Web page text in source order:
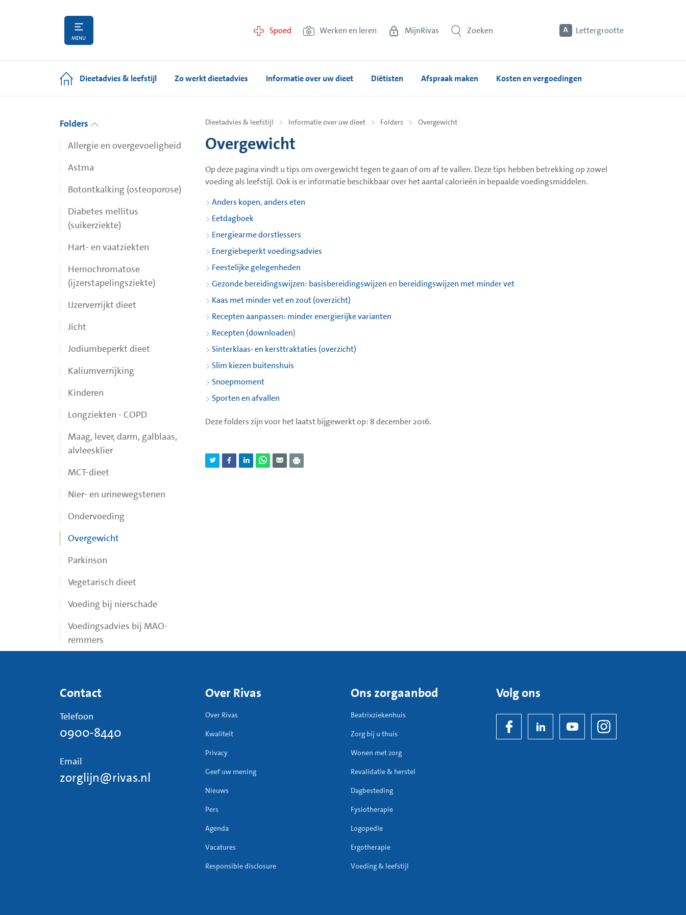
MENU
Spoed Werken en leren MijnRivas Zoeken Lettergrootte
Dieetadvies & leefstijl Zo werkt dieetadvies Informatie over uw dieet Diëtisten Afspraak maken Kosten en vergoedingen
Folders
Allergie en overgevoeligheid
Astma
Botontkalking (osteoporose)
Diabetes mellitus
(suikerziekte)
Hart- en vaatziekten
Hemochromatose
(ijzerstapelingsziekte)
IJzerverrijkt dieet
Jicht
Jodiumbeperkt dieet
Kaliumverrijking
Kinderen
Longziekten - COPD
Maag, lever, darm, galblaas,
alvleesklier
MCT-dieet
Nier- en urinewegstenen
Ondervoeding
Overgewicht
Parkinson
Vegetarisch dieet
Voeding bij nierschade
Voedingsadvies bij MAO-
remmers
Dieetadvies & leefstijl Informatie over uw dieet Folders Overgewicht
Overgewicht
Op deze pagina vindt u tips om overgewicht tegen te gaan of om af te vallen. Deze tips hebben betrekking op zowel
voeding als leefstijl. Ook is er informatie beschikbaar over het aantal calorieën in bepaalde voedingsmiddelen.
Anders kopen, anders eten
Eetdagboek
Energiearme dorstlessers
Energiebeperkt voedingsadvies
Feestelijke gelegenheden
Gezonde bereidingswijzen: basisbereidingswijzenen bereidingswijzen met minder vet
Kaas met minder vet en zout (overzicht)
Recepten aanpassen: minder energierijke varianten
Recepten (downloaden)
Sinterklaas- en kersttraktaties (overzicht)
Slim kiezen buitenshuis
Snoepmoment
Sporten en afvallen
Deze folders zijn voor het laatst bijgewerkt op: 8 december 2016.
Contact
Telefoon
0900-8440
Email
zorglijn@rivas.nl
Over Rivas
Over Rivas
Kwaliteit
Privacy
Geef uw mening
Nieuws
Pers
Agenda
Vacatures
Responsible disclosure
Ons zorgaanbod
Beatrixziekenhuis
Zorg bij u thuis
Wonen met zorg
Revalidatie & herstel
Dagbesteding
Fysiotherapie
Logopedie
Ergotherapie
Voeding & leefstijl
Volg ons